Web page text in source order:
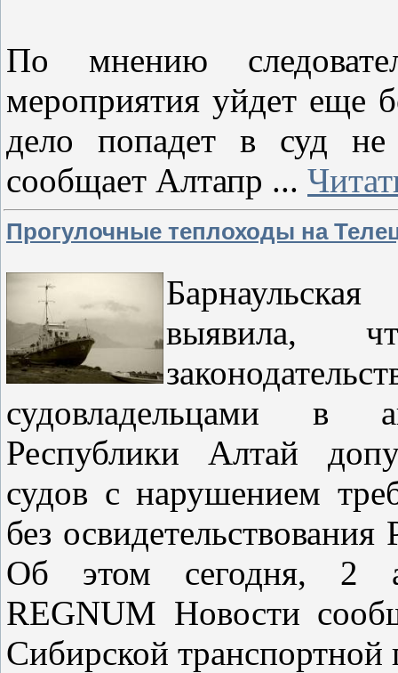
По мнению
мероприятия уйдет еще
дело попадет в суд не
сообщает Алтапр ...
Прогулочные теплоходы на
выявила,
судовладельцами в
Республики Алтай
судов с нарушением
без
Об этом сегодня, 2
REGNUM Новости
Сибирской транспортной